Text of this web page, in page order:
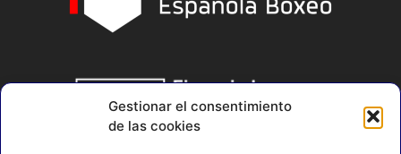
Gestionar el consentimiento
de las cookies